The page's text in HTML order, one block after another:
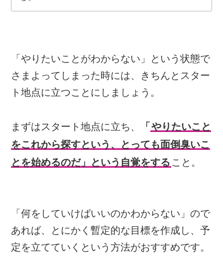
「やりたいことがわからない」という状態で
さまよってしまった時には、きちんとスター
ト地点に立つことにしましょう。
まずはスタート地点に立ち、 「 やりたいこと
をこれから探すという、とっても面倒臭いこ
とを始めるのだ」という自覚をする こと。
「何をしていけばいいのかわからない」ので
あれば、とにかく暫定的な目標を作成し、予
定を立てていくという方法がおすすめです。